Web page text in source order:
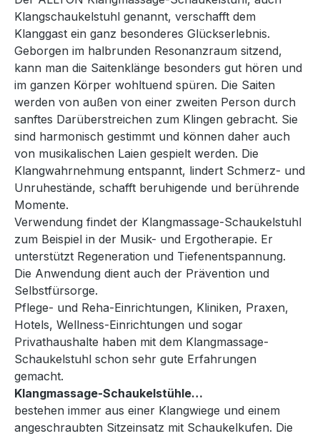
Klangschaukelstuhl genannt, verschafft dem
Klanggast ein ganz besonderes Glückserlebnis.
Geborgen im halbrunden Resonanzraum sitzend,
kann man die Saitenklänge besonders gut hören und
im ganzen Körper wohltuend spüren. Die Saiten
werden von außen von einer zweiten Person durch
sanftes Darüberstreichen zum Klingen gebracht. Sie
sind harmonisch gestimmt und können daher auch
von musikalischen Laien gespielt werden. Die
Klangwahrnehmung entspannt, lindert Schmerz- und
Unruhestände, schafft beruhigende und berührende
Momente.
Verwendung findet der Klangmassage-Schaukelstuhl
zum Beispiel in der Musik- und Ergotherapie. Er
unterstützt Regeneration und Tiefenentspannung.
Die Anwendung dient auch der Prävention und
Selbstfürsorge.
Pflege- und Reha-Einrichtungen, Kliniken, Praxen,
Hotels, Wellness-Einrichtungen und sogar
Privathaushalte haben mit dem Klangmassage-
Schaukelstuhl schon sehr gute Erfahrungen
gemacht.
Klangmassage-Schaukelstühle…
bestehen immer aus einer Klangwiege und einem
angeschraubten Sitzeinsatz mit Schaukelkufen. Die